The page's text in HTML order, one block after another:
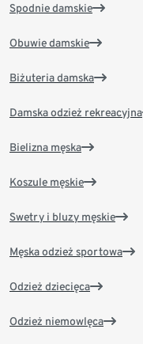
Spodnie damskie
Obuwie damskie
Biżuteria damska
Damska odzież rekreacyjna
Bielizna męska
Koszule męskie
Swetry i bluzy męskie
Męska odzież sportowa
Odzież dziecięca
Odzież niemowlęca